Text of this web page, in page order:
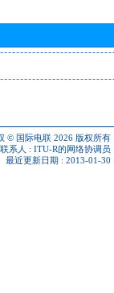
© 国际电联 2026 版权所有
系人 : ITU-R的网络协调员
最近更新日期 : 2013-01-30